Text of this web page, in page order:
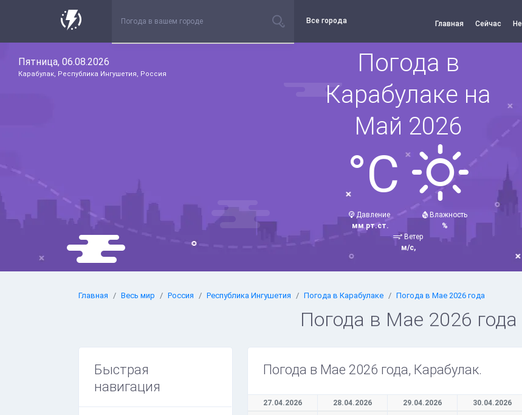
Все города Главная Сейчас
Пятница, 06.08.2026
Карабулак, Республика Ингушетия, Россия
Погода в
Карабулаке на
Май 2026
°C
Давление
мм рт.ст.
Влажность
%
Ветер
м/с,
Главная Весь мир Россия Республика Ингушетия Погода в Карабулаке Погода в Мае 2026 года
Погода в Мае 2026 года
Быстрая
навигация
Погода в Мае 2026 года, Карабулак.
27.04.2026 28.04.2026 29.04.2026 30.04.2026